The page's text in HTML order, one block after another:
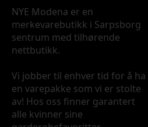
NYE Modena er en
merkevarebutikk i Sarpsborg
sentrum med tilhørende
nettbutikk.
Vi jobber til enhver tid for å ha
en varepakke som vi er stolte
av! Hos oss finner garantert
alle kvinner sine